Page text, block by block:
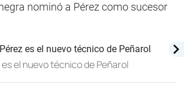
nominó a Pérez como sucesor
el nuevo técnico de Peñarol